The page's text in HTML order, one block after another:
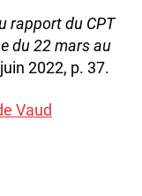
rapport du CPT
du 22 mars au
2022, p. 37.
Vaud